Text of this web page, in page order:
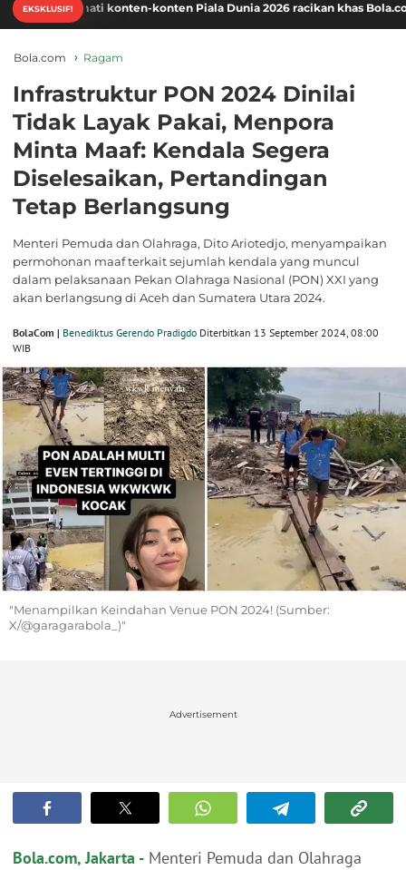
EKSKLUSIF!
konten-konten Piala Dunia 2026 racikan khas Bola.com. Klik di
Bola.com Ragam
Infrastruktur PON 2024 Dinilai
Tidak Layak Pakai, Menpora
Minta Maaf: Kendala Segera
Diselesaikan, Pertandingan
Tetap Berlangsung
Menteri Pemuda dan Olahraga, Dito Ariotedjo, menyampaikan
permohonan maaf terkait sejumlah kendala yang muncul
dalam pelaksanaan Pekan Olahraga Nasional (PON) XXI yang
akan berlangsung di Aceh dan Sumatera Utara 2024.
BolaCom | Benediktus Gerendo Pradigdo Diterbitkan 13 September 2024, 08:00
WIB
"Menampilkan Keindahan Venue PON 2024! (Sumber:
X/@garagarabola_)"
Advertisement
Bola.com, Jakarta - Menteri Pemuda dan Olahraga